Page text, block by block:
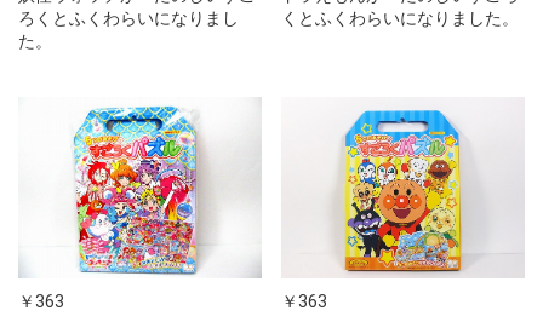
ろくとふくわらいになりまし
た。
くとふくわらいになりました。
￥363
￥363